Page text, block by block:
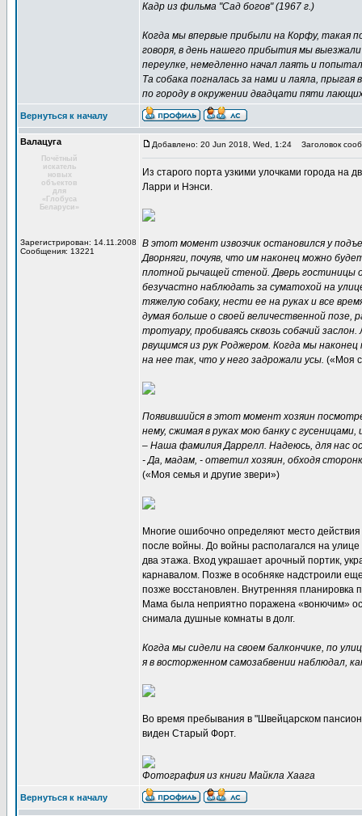
Кадр из фильма "Сад богов" (1967 г.)
Когда мы впервые прибыли на Корфу, такая
говоря, в день нашего прибытия мы
переулке, немедленно начал лаять и
Та собака погналась за нами и лаяла,
по городу в окружении двадцати пяти
Вернуться к началу
Валацуга
Почётный
искатель
новых
объектов
для
«Глобуса
Беларуси»
Зарегистрирован: 14.11.2008
Сообщения: 13221
Добавлено: 20 Jun 2018, Wed, 1:24 Заголовок
Из старого порта узкими улочками города на
Ларри и Нэнси.
В этот момент извозчик остановился у
Дворняги, почуяв, что им наконец можно
плотной рычащей стеной. Дверь гостиницы
безучастно наблюдать за суматохой на
тяжелую собаку, нести ее на руках и все
думая больше о своей величественной позе,
тротуару, пробиваясь сквозь собачий
рвущимся из рук Роджером. Когда мы
на нее так, что у него задрожали усы. («Моя
Появившийся в этот момент хозяин
нему, сжимая в руках мою банку с
– Наша фамилия Даррелл. Надеюсь, для нас
- Да, мадам, - ответил хозяин, обходя
(«Моя семья и другие звери»)
Многие ошибочно определяют место
после войны. До войны располагался на
два этажа. Вход украшает арочный портик,
карнавалом. Позже в особняке надстроили
позже восстановлен. Внутренняя планировка
Мама была неприятно поражена «вонючим»
снимала душные комнаты в долг.
Когда мы сидели на своем балкончике, по
я в восторженном самозабвении наблюдал,
Во время пребывания в "Швейцарском
виден Старый Форт.
Фотография из книги Майкла Хаага
Вернуться к началу